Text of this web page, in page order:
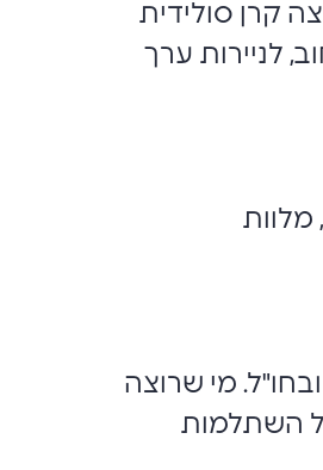
קרן סולידית
לניירות ערך
מי שרוצה
עם 15% מניות במסגרת "כלל השתלמות